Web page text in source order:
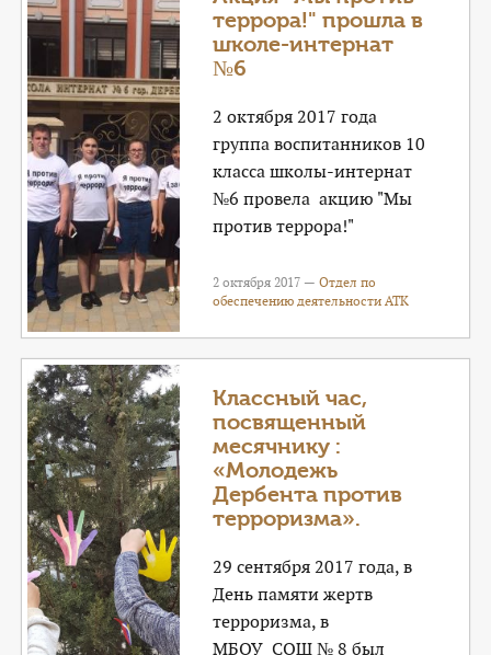
террора!" прошла в
школе-интернат
№6
2 октября 2017 года
группа воспитанников 10
класса школы-интернат
№6 провела акцию "Мы
против террора!"
2 октября 2017 —Отдел по
обеспечению деятельности АТК
Классный час,
посвященный
месячнику :
«Молодежь
Дербента против
терроризма».
29 сентября 2017 года, в
День памяти жертв
терроризма, в
МБОУ СОШ № 8 был